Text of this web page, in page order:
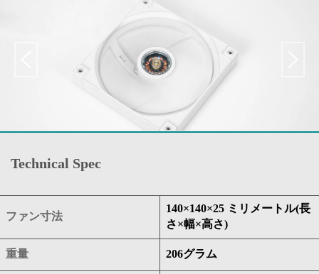
Technical Spec
ファン寸法
140×140×25 ミリメートル(長
さ×幅×高さ)
重量 206グラム